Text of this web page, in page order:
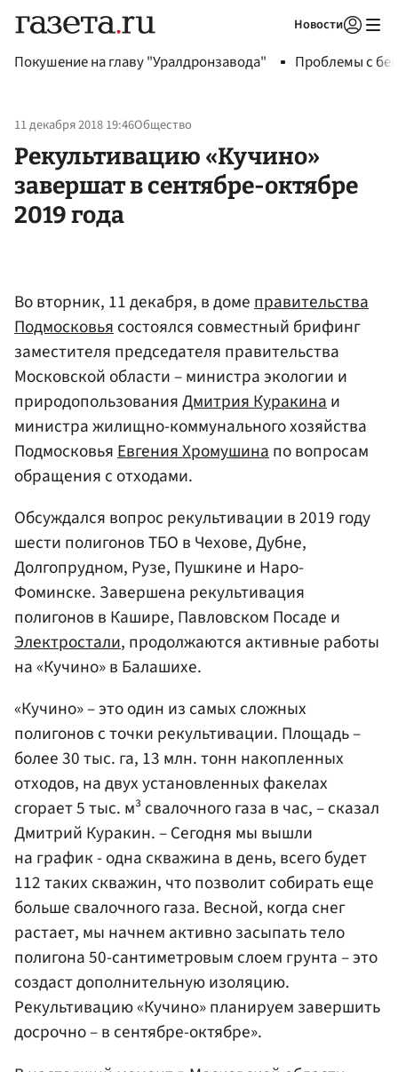
Новости
Покушение на главу "Уралдронзавода" Проблемы с
11 декабря 2018 19:46Общество
Рекультивацию «Кучино»
завершат в сентябре-октябре
2019 года
Во вторник, 11 декабря, в домеправительства
Подмосковьясостоялся совместный брифинг
заместителя председателя правительства
Московской области – министра экологии и
природопользованияДмитрия Куракинаи
министра жилищно-коммунального хозяйства
ПодмосковьяЕвгения Хромушинапо вопросам
обращения с отходами.
Обсуждался вопрос рекультивации в 2019 году
шести полигонов ТБО в Чехове, Дубне,
Долгопрудном, Рузе, Пушкине и Наро-
Фоминске. Завершена рекультивация
полигонов в Кашире, Павловском Посаде и
Электростали, продолжаются активные работы
на «Кучино» в Балашихе.
«Кучино» – это один из самых сложных
полигонов с точки рекультивации. Площадь –
более 30 тыс. га, 13 млн. тонн накопленных
отходов, на двух установленных факелах
сгорает 5 тыс. м³ свалочного газа в час, – сказал
Дмитрий Куракин. – Сегодня мы вышли
на график - одна скважина в день, всего будет
112 таких скважин, что позволит собирать еще
больше свалочного газа. Весной, когда снег
растает, мы начнем активно засыпать тело
полигона 50-сантиметровым слоем грунта – это
создаст дополнительную изоляцию.
Рекультивацию «Кучино» планируем завершить
досрочно – в сентябре-октябре».